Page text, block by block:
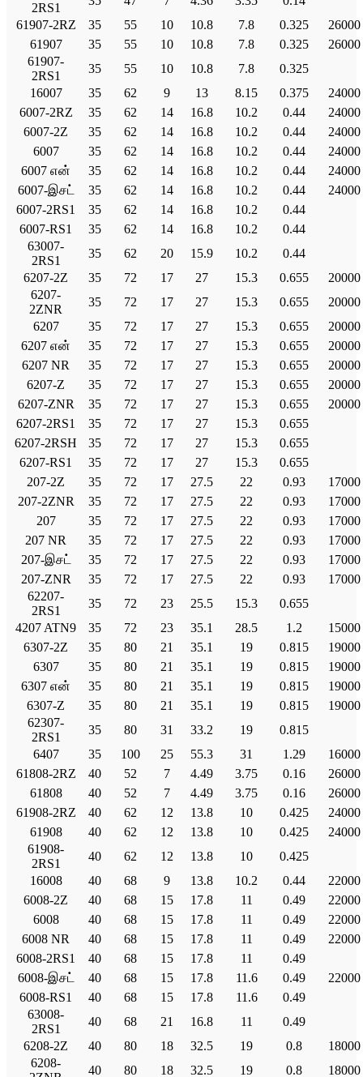
2RS1
61907-2RZ
35 55 10 10.8 7.8 0.325
26000
61907
35 55 10 10.8 7.8 0.325
26000
61907-
2RS1
35 55 10 10.8 7.8
0.325
16007
35 62 9 13 8.15 0.375
24000
6007-2RZ
35 62 14 16.8 10.2 0.44
24000
6007-2Z
35 62 14 16.8 10.2 0.44
24000
6007
35 62 14 16.8 10.2 0.44
24000
6007 என்
35 62 14 16.8 10.2 0.44
24000
6007-இசட்
35 62 14 16.8 10.2 0.44
24000
6007-2RS1
35 62 14 16.8 10.2
0.44
6007-RS1
35 62 14 16.8 10.2
0.44
63007-
2RS1
35 62 20 15.9 10.2
0.44
6207-2Z
35 72 17 27 15.3 0.655
20000
6207-
2ZNR
35 72 17 27 15.3 0.655
20000
6207
35 72 17 27 15.3 0.655
20000
6207 என்
35 72 17 27 15.3 0.655
20000
6207 NR
35 72 17 27 15.3 0.655
20000
6207-Z
35 72 17 27 15.3 0.655
20000
6207-ZNR
35 72 17 27 15.3 0.655
20000
6207-2RS1
35 72 17 27 15.3
0.655
6207-2RSH
35 72 17 27 15.3
0.655
6207-RS1
35 72 17 27 15.3
0.655
207-2Z
35 72 17 27.5 22 0.93
17000
207-2ZNR
35 72 17 27.5 22 0.93
17000
207
35 72 17 27.5 22 0.93
17000
207 NR
35 72 17 27.5 22 0.93
17000
207-இசட்
35 72 17 27.5 22 0.93
17000
207-ZNR
35 72 17 27.5 22 0.93
17000
62207-
2RS1
35 72 23 25.5 15.3
0.655
4207 ATN9
35 72 23 35.1 28.5 1.2
15000
6307-2Z
35 80 21 35.1 19 0.815
19000
6307
35 80 21 35.1 19 0.815
19000
6307 என்
35 80 21 35.1 19 0.815
19000
6307-Z
35 80 21 35.1 19 0.815
19000
62307-
2RS1
35 80 31 33.2 19
0.815
6407
35 100 25 55.3 31 1.29
16000
61808-2RZ
40 52 7 4.49 3.75 0.16
26000
61808
40 52 7 4.49 3.75 0.16
26000
61908-2RZ
40 62 12 13.8 10 0.425
24000
61908
40 62 12 13.8 10 0.425
24000
61908-
2RS1
40 62 12 13.8 10
0.425
16008
40 68 9 13.8 10.2 0.44
22000
6008-2Z
40 68 15 17.8 11 0.49
22000
6008
40 68 15 17.8 11 0.49
22000
6008 NR
40 68 15 17.8 11 0.49
22000
6008-2RS1
40 68 15 17.8 11
0.49
6008-இசட்
40 68 15 17.8 11.6 0.49
22000
6008-RS1
40 68 15 17.8 11.6
0.49
63008-
2RS1
40 68 21 16.8 11
0.49
6208-2Z
40 80 18 32.5 19 0.8
18000
6208-
40 80 18 32.5 19 0.8
18000